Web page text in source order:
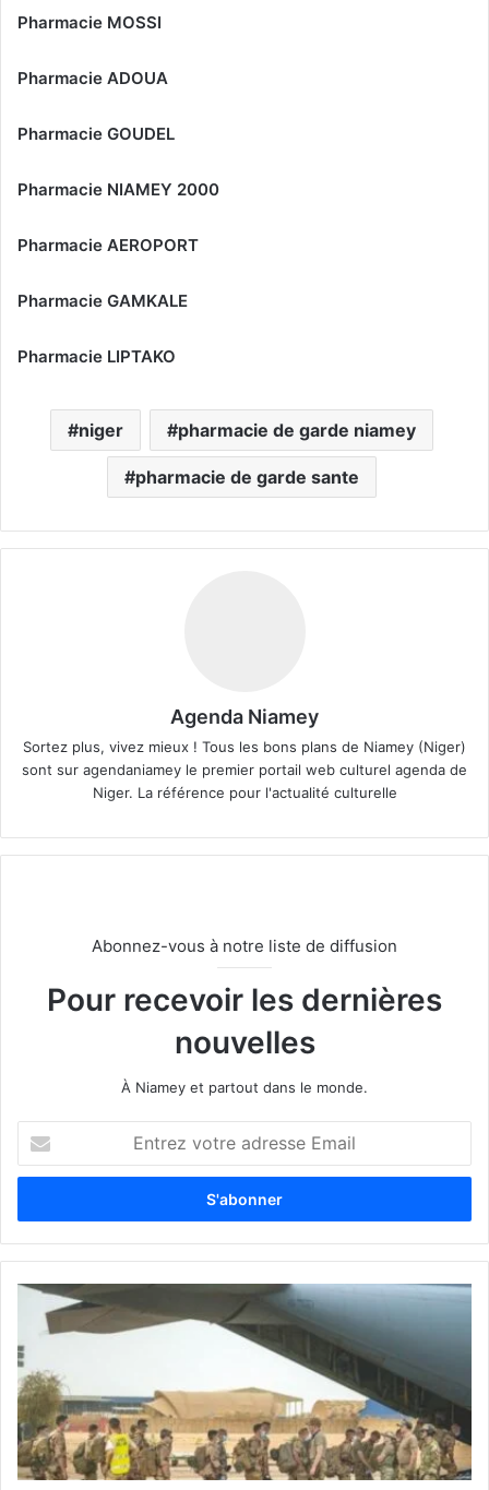
Pharmacie MOSSI
Pharmacie ADOUA
Pharmacie GOUDEL
Pharmacie NIAMEY 2000
Pharmacie AEROPORT
Pharmacie GAMKALE
Pharmacie LIPTAKO
niger pharmacie de garde niamey
pharmacie de garde sante
Agenda Niamey
Sortez plus, vivez mieux ! Tous les bons plans de Niamey (Niger)
sont sur agendaniamey le premier portail web culturel agenda de
Niger. La référence pour l'actualité culturelle
Abonnez-vous à notre liste de diffusion
Pour recevoir les dernières
nouvelles
À Niamey et partout dans le monde.
t
e
z
o
e
a
d
r
e
s